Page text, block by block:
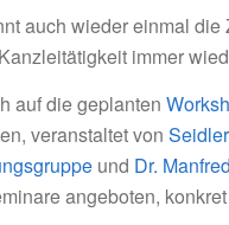
auch wieder einmal
immer
auf die geplanten
veranstaltet von
und Dr.
angeboten,